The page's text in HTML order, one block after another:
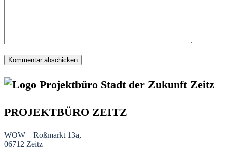
PROJEKTBÜRO ZEITZ
WOW – Roßmarkt 13a,
06712 Zeitz